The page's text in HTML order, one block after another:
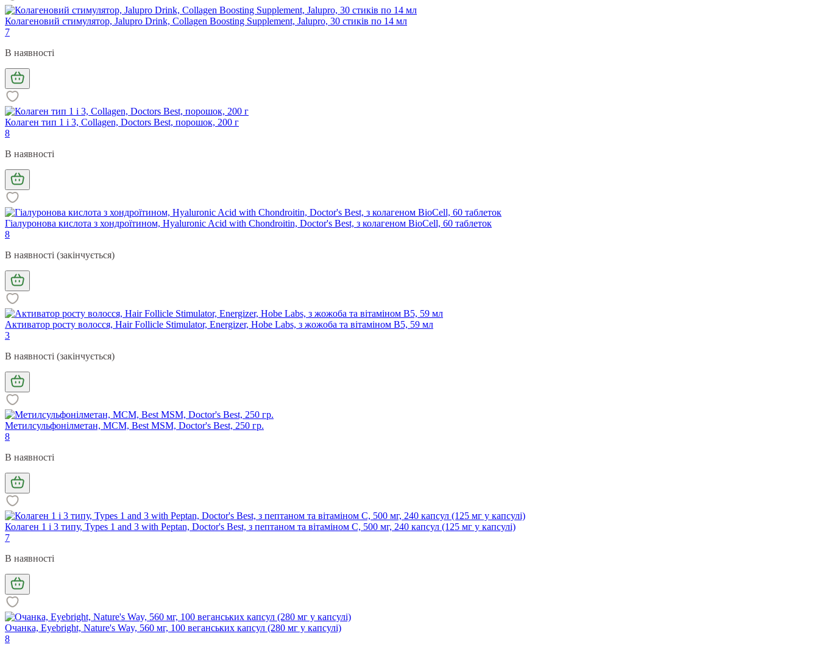
Колагеновий стимулятор, Jalupro Drink, Collagen Boosting Supplement, Jalupro, 30 стиків по 14 мл
7
В наявності
Колаген тип 1 і 3, Collagen, Doctors Best, порошок, 200 г
8
В наявності
Гіалуронова кислота з хондроїтином, Hyaluronic Acid with Chondroitin, Doctor's Best, з колагеном BioCell, 60 таблеток
8
В наявності (закінчується)
Активатор росту волосся, Hair Follicle Stimulator, Energizer, Hobe Labs, з жожоба та вітаміном B5, 59 мл
3
В наявності (закінчується)
Метилсульфонілметан, МСМ, Best MSM, Doctor's Best, 250 гр.
8
В наявності
Колаген 1 і 3 типу, Types 1 and 3 with Peptan, Doctor's Best, з пептаном та вітаміном C, 500 мг, 240 капсул (125 мг у капсулі)
7
В наявності
Очанка, Eyebright, Nature's Way, 560 мг, 100 веганських капсул (280 мг у капсулі)
8